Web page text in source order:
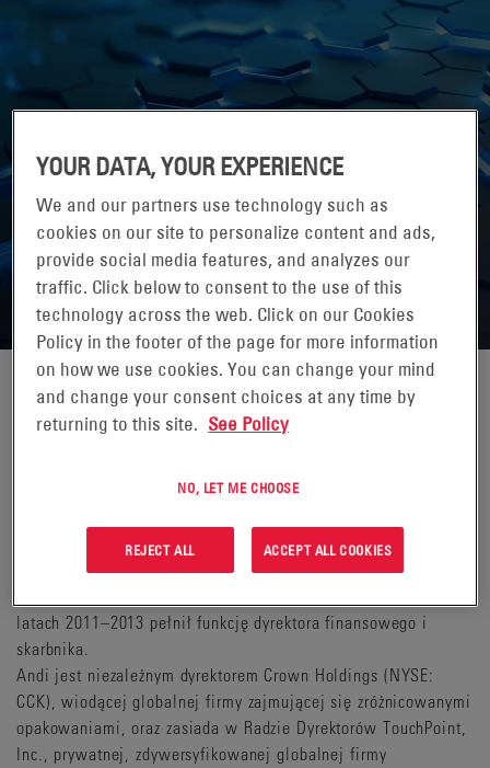
ANDREA FUNK
i Dyrektora Finansowego od 1 kwietnia 2022 roku. Dołączyła
na Ameryki. Wcześniej, w latach 2013–2018, Andi pełnił
funkcję dyrektora generalnego Cambridge Lee Industries LLC,
latach 2011–2013 pełnił funkcję dyrektora finansowego i
skarbnika.
Andi jest niezależnym dyrektorem Crown Holdings (NYSE:
CCK), wiodącej globalnej firmy zajmującej się zróżnicowanymi
opakowaniami, oraz zasiada w Radzie Dyrektorów TouchPoint,
Inc., prywatnej, zdywersyfikowanej globalnej firmy
YOUR DATA, YOUR EXPERIENCE
We and our partners use technology such as
cookies on our site to personalize content and ads,
provide social media features, and analyzes our
traffic. Click below to consent to the use of this
technology across the web. Click on our Cookies
Policy in the footer of the page for more information
on how we use cookies. You can change your mind
and change your consent choices at any time by
returning to this site. See Policy
NO, LET ME CHOOSE
REJECT ALL ACCEPT ALL COOKIES